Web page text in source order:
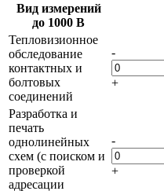
Вид измерений
до 1000 В
Тепловизионное
обследование
контактных и
болтовых
соединений
-
+
Разработка и
печать
однолинейных
схем (с поиском и
проверкой
адресации
-
+